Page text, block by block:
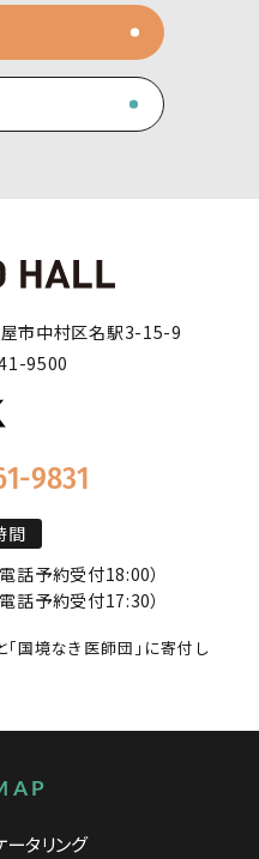
市中村区名駅3-15-9
9500
9831
間
話予約受付18:00）
話予約受付17:30）
国境なき医師団」に寄付し
ップ
ータリング